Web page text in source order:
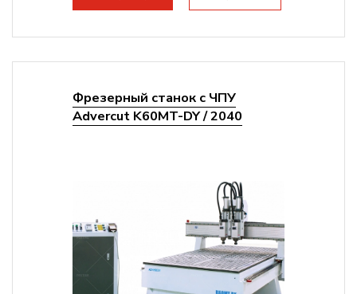
Фрезерный станок с ЧПУ
Advercut K60MT-DY / 2040